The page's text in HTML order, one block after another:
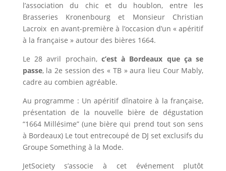
l’association du chic et du houblon, entre les
Brasseries Kronenbourg et Monsieur Christian
Lacroix en avant-première à l’occasion d’un « apéritif
à la française » autour des bières 1664.
Le 28 avril prochain, c’est à Bordeaux que ça se
passe, la 2e session des « TB » aura lieu Cour Mably,
cadre au combien agréable.
Au programme : Un apéritif dînatoire à la française,
présentation de la nouvelle bière de dégustation
“1664 Millésime” (une bière qui prend tout son sens
à Bordeaux) Le tout entrecoupé de DJ set exclusifs du
Groupe Something à la Mode.
JetSociety s’associe à cet événement plutôt